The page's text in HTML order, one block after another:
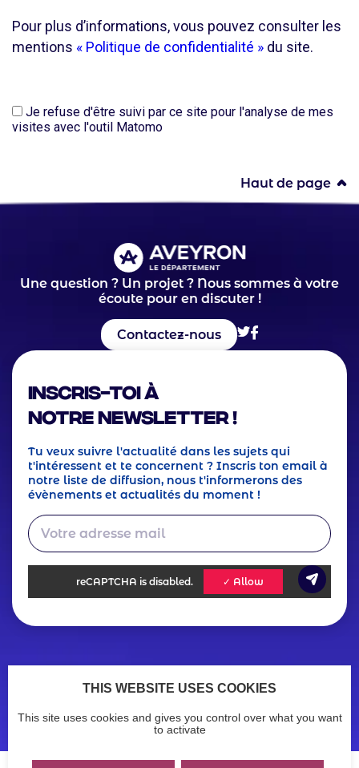
Pour plus d’informations, vous pouvez consulter les
mentions « Politique de confidentialité » du site.
Je refuse d'être suivi par ce site pour l'analyse de mes
visites avec l'outil Matomo
Haut de page
Une question ? Un projet ? Nous sommes à votre
écoute pour en discuter !
Contactez-nous
Inscris-toi à
notre Newsletter !
Tu veux suivre l'actualité dans les sujets qui
t'intéressent et te concernent ? Inscris ton email à
notre liste de diffusion, nous t'informerons des
évènements et actualités du moment !
reCAPTCHA is disabled. ✓ Allow
Footer
Menu
Legals
Accessibilité : non conforme
THIS WEBSITE USES COOKIES
This site uses cookies and gives you control over what you want
to activate